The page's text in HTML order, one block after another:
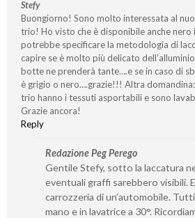
Stefy
Buongiorno! Sono molto interessata al
trio! Ho visto che è disponibile anche nero
potrebbe specificare la metodologia di
capire se è molto più delicato
botte ne prenderà tante….e se in caso di
è grigio o nero….grazie!!! Altra
trio hanno i tessuti asportabili e sono
Grazie ancora!
Reply
Redazione Peg Perego
Gentile Stefy, sotto la laccatura
eventuali graffi sarebbero visibili.
carrozzeria di un’automobile.
mano e in lavatrice a 30°.